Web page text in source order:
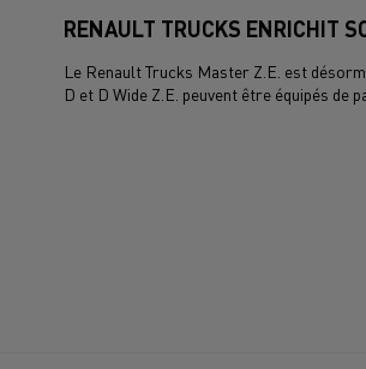
RENAULT TRUCKS ENRICHIT
Le Renault Trucks Master Z.E. est
D et D Wide Z.E. peuvent être équipés de